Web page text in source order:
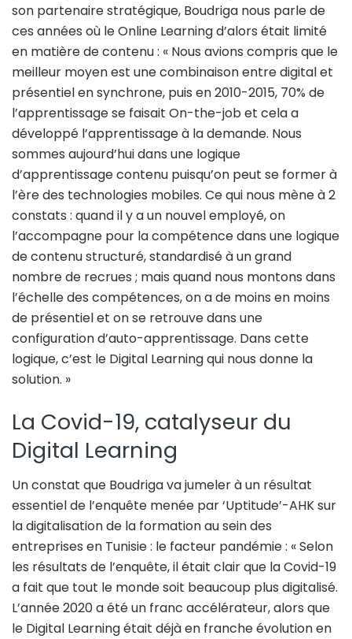
son partenaire stratégique, Boudriga nous parle de
ces années où le Online Learning d’alors était limité
en matière de contenu : « Nous avions compris que le
meilleur moyen est une combinaison entre digital et
présentiel en synchrone, puis en 2010-2015, 70% de
l’apprentissage se faisait On-the-job et cela a
développé l’apprentissage à la demande. Nous
sommes aujourd’hui dans une logique
d’apprentissage contenu puisqu’on peut se former à
l’ère des technologies mobiles. Ce qui nous mène à 2
constats : quand il y a un nouvel employé, on
l’accompagne pour la compétence dans une logique
de contenu structuré, standardisé à un grand
nombre de recrues ; mais quand nous montons dans
l’échelle des compétences, on a de moins en moins
de présentiel et on se retrouve dans une
configuration d’auto-apprentissage. Dans cette
logique, c’est le Digital Learning qui nous donne la
solution. »
La Covid-19, catalyseur du
Digital Learning
Un constat que Boudriga va jumeler à un résultat
essentiel de l’enquête menée par ‘Uptitude’-AHK sur
la digitalisation de la formation au sein des
entreprises en Tunisie : le facteur pandémie : « Selon
les résultats de l’enquête, il était clair que la Covid-19
a fait que tout le monde soit beaucoup plus digitalisé.
L’année 2020 a été un franc accélérateur, alors que
le Digital Learning était déjà en franche évolution en